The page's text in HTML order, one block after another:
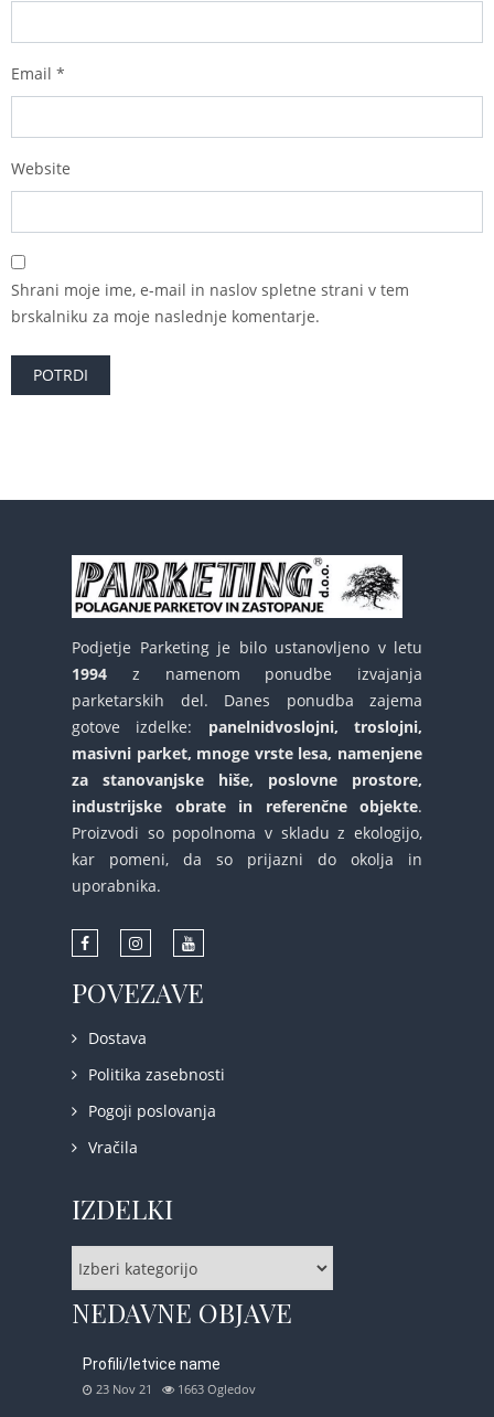
Email *
Website
Shrani moje ime, e-mail in naslov spletne strani v tem
brskalniku za moje naslednje komentarje.
Podjetje Parketing je bilo ustanovljeno v letu
1994 z namenom ponudbe izvajanja
parketarskih del. Danes ponudba zajema
gotove izdelke: panelnidvoslojni, troslojni,
masivni parket, mnoge vrste lesa, namenjene
za stanovanjske hiše, poslovne prostore,
industrijske obrate in referenčne objekte.
Proizvodi so popolnoma v skladu z ekologijo,
kar pomeni, da so prijazni do okolja in
uporabnika.
POVEZAVE
Dostava
Politika zasebnosti
Pogoji poslovanja
Vračila
IZDELKI
NEDAVNE OBJAVE
Profili/letvice name
23 Nov 21 1663 Ogledov